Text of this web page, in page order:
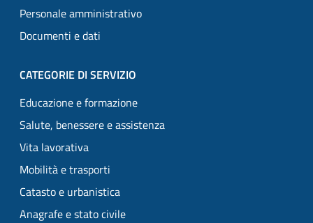
Personale amministrativo
Documenti e dati
CATEGORIE DI SERVIZIO
Educazione e formazione
Salute, benessere e assistenza
Vita lavorativa
Mobilità e trasporti
Catasto e urbanistica
Anagrafe e stato civile